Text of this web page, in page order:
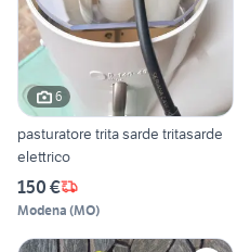
6
pasturatore trita sarde tritasarde
elettrico
150 €
Modena (MO)